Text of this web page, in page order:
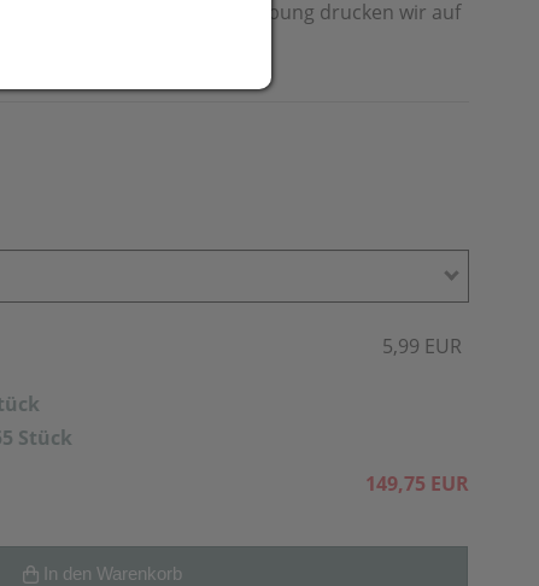
oder im Urlaub. Ihre Werbung drucken wir auf
5,99 EUR
Stück
149,75 EUR
In den Warenkorb